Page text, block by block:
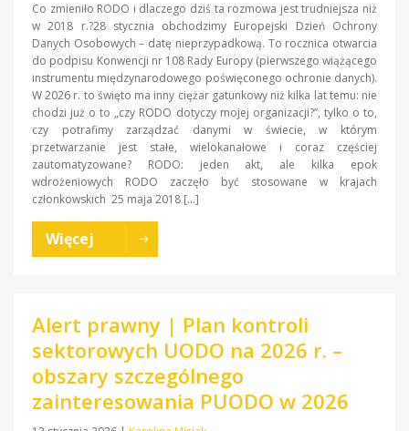
Co zmieniło RODO i dlaczego dziś ta rozmowa jest trudniejsza niż
w 2018 r.?28 stycznia obchodzimy Europejski Dzień Ochrony
Danych Osobowych – datę nieprzypadkową. To rocznica otwarcia
do podpisu Konwencji nr 108 Rady Europy (pierwszego wiążącego
instrumentu międzynarodowego poświęconego ochronie danych).
W 2026 r. to święto ma inny ciężar gatunkowy niż kilka lat temu: nie
chodzi już o to „czy RODO dotyczy mojej organizacji?”, tylko o to,
czy potrafimy zarządzać danymi w świecie, w którym
przetwarzanie jest stałe, wielokanałowe i coraz częściej
zautomatyzowane? RODO: jeden akt, ale kilka epok
wdrożeniowych RODO zaczęło być stosowane w krajach
członkowskich 25 maja 2018 […]
Więcej
Alert prawny | Plan kontroli
sektorowych UODO na 2026 r. –
obszary szczególnego
zainteresowania PUODO w 2026